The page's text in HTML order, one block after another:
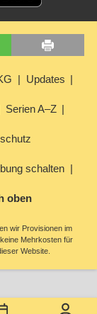
Updates
Serien A–Z
schalten
oben
wir Provisionen im
Mehrkosten für
Website.